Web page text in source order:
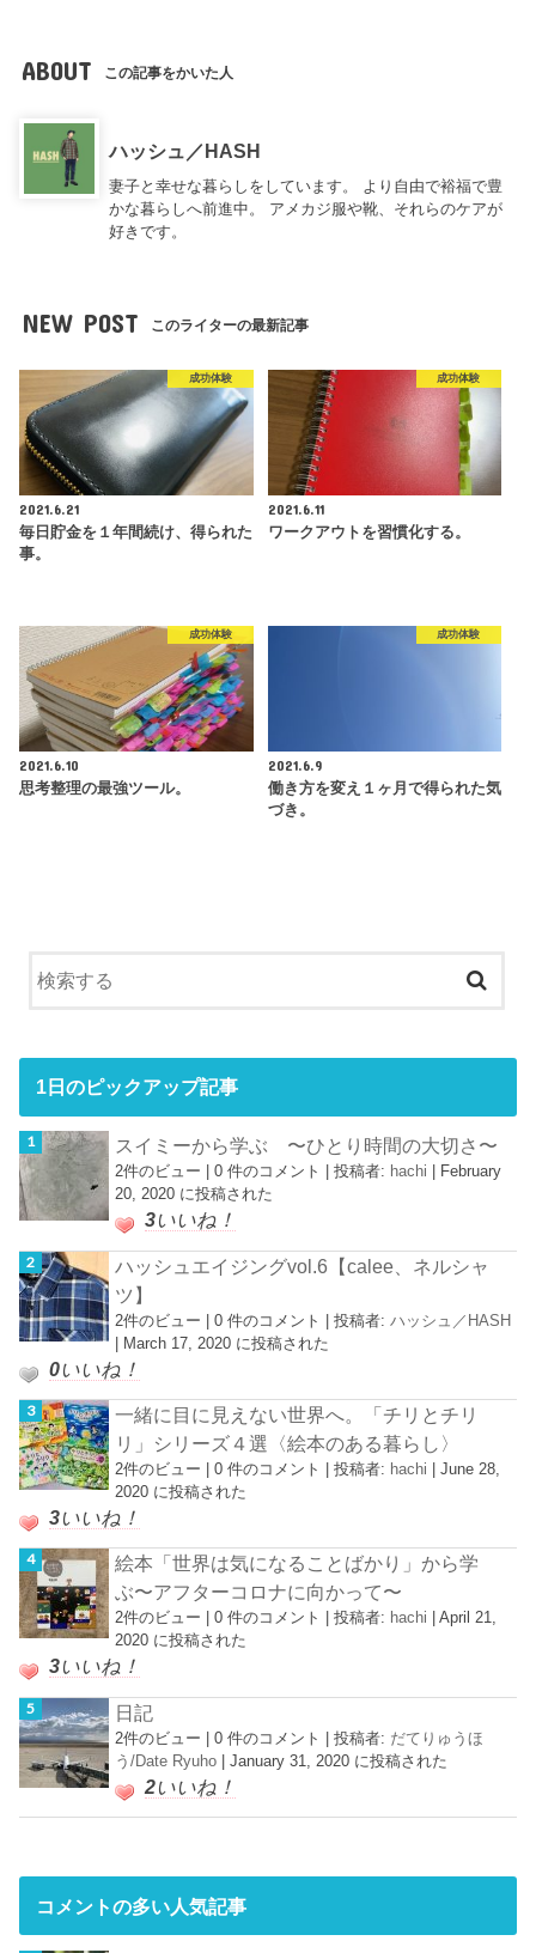
ABOUT この記事をかいた人
ハッシュ／HASH
妻子と幸せな暮らしをしています。 より自由で裕福で豊
かな暮らしへ前進中。 アメカジ服や靴、それらのケアが
好きです。
NEW POST このライターの最新記事
成功体験
2021.6.21
毎日貯金を１年間続け、得られた
事。
成功体験
2021.6.11
ワークアウトを習慣化する。
成功体験
2021.6.10
思考整理の最強ツール。
成功体験
2021.6.9
働き方を変え１ヶ月で得られた気
づき。
1日のピックアップ記事
スイミーから学ぶ 〜ひとり時間の大切さ〜
2件のビュー |0 件のコメント |投稿者: hachi
February
20, 2020 に投稿された
3いいね！
ハッシュエイジングvol.6【calee、ネルシャ
ツ】
2件のビュー |0 件のコメント |投稿者:ハッシュ／HASH
| March 17, 2020 に投稿された
0いいね！
一緒に目に見えない世界へ。「チリとチリ
リ」シリーズ４選〈絵本のある暮らし〉
2件のビュー |0 件のコメント |投稿者: hachi |June 28,
2020 に投稿された
3いいね！
絵本「世界は気になることばかり」から学
ぶ〜アフターコロナに向かって〜
2件のビュー |0 件のコメント |投稿者: hachi |April 21,
2020 に投稿された
3いいね！
日記
2件のビュー |0 件のコメント |投稿者: だてりゅうほ
う/Date Ryuho |January 31, 2020 に投稿された
2いいね！
コメントの多い人気記事